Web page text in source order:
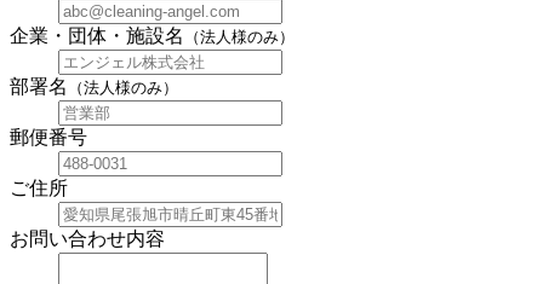
企業・団体・施設名 （法人様のみ）
部署名 （法人様のみ）
郵便番号
ご住所
お問い合わせ内容